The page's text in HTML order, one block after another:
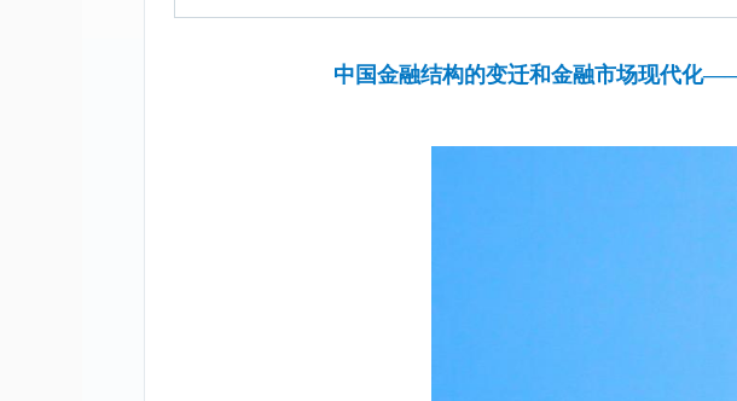
中国金融结构的变迁和金融市场现代化